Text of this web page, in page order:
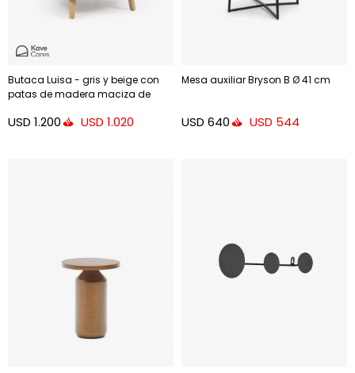
Butaca Luisa - gris y beige con
patas de madera maciza de
USD 1.200 USD 1.020
Mesa auxiliar Bryson B Ø 41 cm
USD 640 USD 544